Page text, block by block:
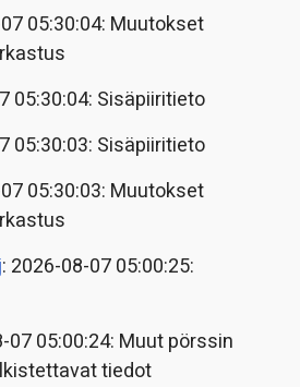
05:30:04: Muutokset
05:30:04: Sisäpiiritieto
05:30:03: Sisäpiiritieto
05:30:03: Muutokset
: 2026-08-07 05:00:25:
07 05:00:24: Muut pörssin
tiedot